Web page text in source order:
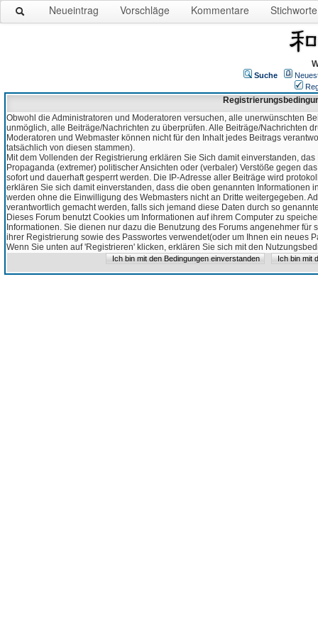
Neueintrag Vorschläge Kommentare Stichworte
Suche
Obwohl die Administratoren und Moderatoren versuchen, alle unerwünschten
unmöglich, alle Beiträge/Nachrichten zu überprüfen. Alle Beiträge/Nachrichten
Moderatoren und Webmaster können nicht für den Inhalt jedes Beitrags
tatsächlich von diesen stammen).
Mit dem Vollenden der Registrierung erklären Sie Sich damit einverstanden,
Propaganda (extremer) politischer Ansichten oder (verbaler) Verstöße gegen
sofort und dauerhaft gesperrt werden. Die IP-Adresse aller Beiträge wird
erklären Sie sich damit einverstanden, dass die oben genannten Informationen
werden ohne die Einwilligung des Webmasters nicht an Dritte weitergegeben.
verantwortlich gemacht werden, falls sich jemand diese Daten durch so
Dieses Forum benutzt Cookies um Informationen auf ihrem Computer zu
Informationen. Sie dienen nur dazu die Benutzung des Forums angenehmer
ihrer Registrierung sowie des Passwortes verwendet(oder um Ihnen ein neues
Wenn Sie unten auf 'Registrieren' klicken, erklären Sie sich mit den